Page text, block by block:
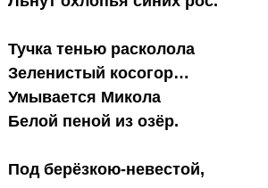
Тучка тенью расколола
Зеленистый косогор…
Умывается Микола
Белой пеной из озёр.
Под берёзкою-невестой,